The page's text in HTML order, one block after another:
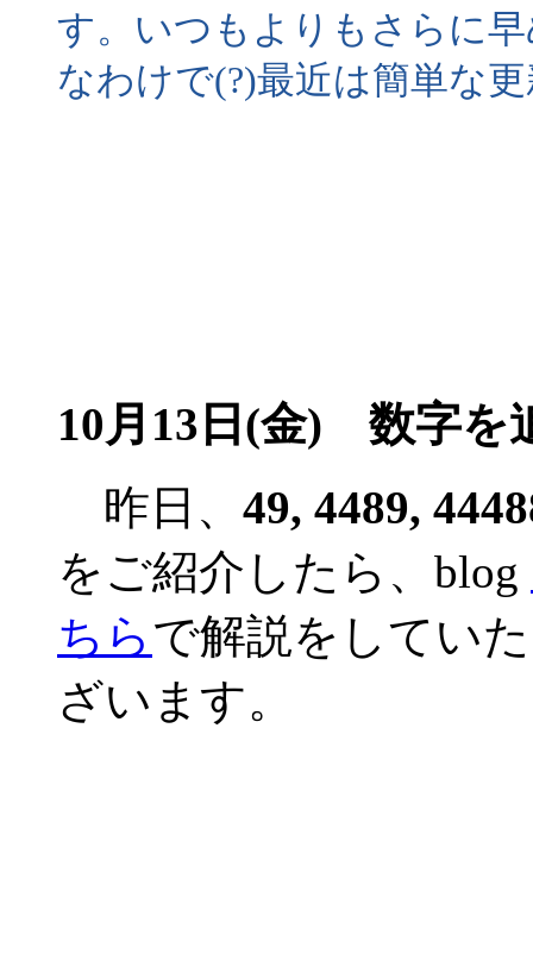
す。いつもよりもさらに
なわけで(?)最近は簡単な
10月13日(金) 数字を
昨日、 49, 4489,
をご紹介したら、blog
ちら で解説をしてい
ざいます。